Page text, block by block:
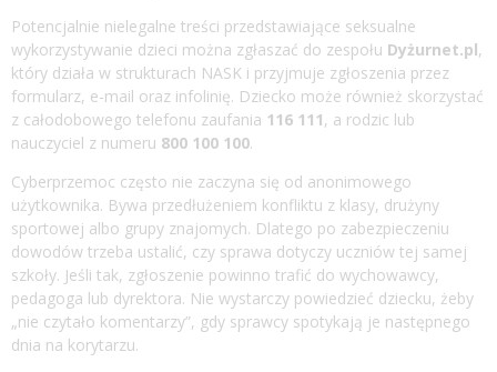
Potencjalnie nielegalne treści przedstawiające seksualne
wykorzystywanie dzieci można zgłaszać do zespołu Dyżurnet.pl,
który działa w strukturach NASK i przyjmuje zgłoszenia przez
formularz, e-mail oraz infolinię. Dziecko może również skorzystać
z całodobowego telefonu zaufania 116 111, a rodzic lub
nauczyciel z numeru 800 100 100.
Cyberprzemoc często nie zaczyna się od anonimowego
użytkownika. Bywa przedłużeniem konfliktu z klasy, drużyny
sportowej albo grupy znajomych. Dlatego po zabezpieczeniu
dowodów trzeba ustalić, czy sprawa dotyczy uczniów tej samej
szkoły. Jeśli tak, zgłoszenie powinno trafić do wychowawcy,
pedagoga lub dyrektora. Nie wystarczy powiedzieć dziecku, żeby
„nie czytało komentarzy”, gdy sprawcy spotykają je następnego
dnia na korytarzu.